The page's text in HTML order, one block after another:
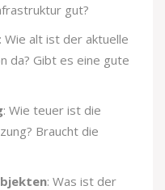
gut?
: Wie alt ist der aktuelle
da? Gibt es eine gute
: Wie teuer ist die
Braucht die
: Was ist der